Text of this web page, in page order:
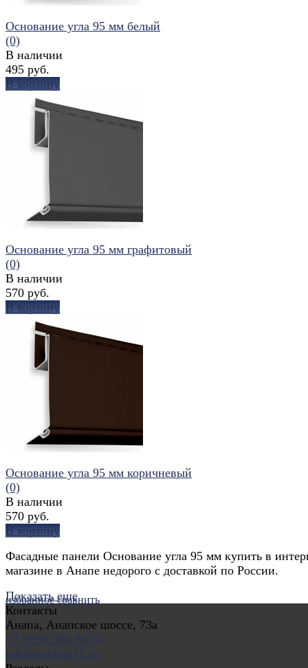
избранное
Основание угла 95 мм белый
(0)
В наличии
495 руб.
В корзину
избранное
Основание угла 95 мм графитовый
(0)
В наличии
570 руб.
В корзину
избранное сравнить
Основание угла 95 мм коричневый
(0)
В наличии
570 руб.
В корзину
Фасадные панели Основание угла 95 мм купить в
магазине в Анапе недорого с доставкой по России.
Показать еще
Контакты
Анапа, Анапское шоссе, 73а
+7 (999) 396-96-51
info@saiding77.ru